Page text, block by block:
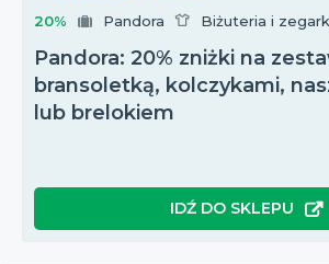
20% Pandora Biżuteria i
Pandora: 20% zniżki na
bransoletką, kolczykami,
lub brelokiem
IDŹ DO SKLEPU